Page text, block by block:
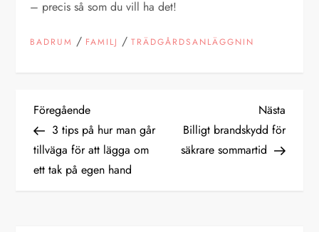
– precis så som du vill ha det!
BADRUM / FAMILJ /TRÄDGÅRDSANLÄGGNIN
I
n
l
Föregående
inlägg
Föregående
3 tips på hur man går
tillväga för att lägga om
ett tak på egen hand
Nästa
inlägg
Nästa
Billigt brandskydd för
säkrare sommartid